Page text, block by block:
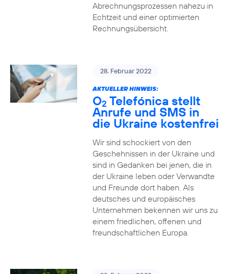
Abrechnungsprozessen nahezu in
Echtzeit und einer optimierten
Rechnungsübersicht.
28. Februar 2022
AKTUELLER HINWEIS:
O2 Telefónica stellt
Anrufe und SMS in
die Ukraine kostenfrei
Wir sind schockiert von den
Geschehnissen in der Ukraine und
sind in Gedanken bei jenen, die in
der Ukraine leben oder Verwandte
und Freunde dort haben. Als
deutsches und europäisches
Unternehmen bekennen wir uns zu
einem friedlichen, offenen und
freundschaftlichen Europa.